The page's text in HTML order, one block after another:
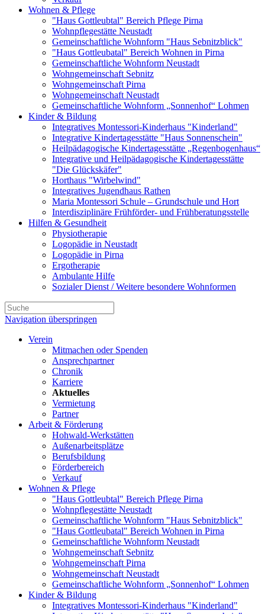
Wohnen & Pflege
"Haus Gottleubtal" Bereich Pflege Pirna
Wohnpflegestätte Neustadt
Gemeinschaftliche Wohnform "Haus Sebnitzblick"
"Haus Gottleubatal" Bereich Wohnen in Pirna
Gemeinschaftliche Wohnform Neustadt
Wohngemeinschaft Sebnitz
Wohngemeinschaft Pirna
Wohngemeinschaft Neustadt
Gemeinschaftliche Wohnform „Sonnenhof“ Lohmen
Kinder & Bildung
Integratives Montessori-Kinderhaus "Kinderland"
Integrative Kindertagesstätte "Haus Sonnenschein"
Heilpädagogische Kindertagesstätte „Regenbogenhaus“
Integrative und Heilpädagogische Kindertagesstätte
"Die Glückskäfer"
Horthaus "Wirbelwind"
Integratives Jugendhaus Rathen
Maria Montessori Schule – Grundschule und Hort
Interdisziplinäre Frühförder- und Frühberatungsstelle
Hilfen & Gesundheit
Physiotherapie
Logopädie in Neustadt
Logopädie in Pirna
Ergotherapie
Ambulante Hilfe
Sozialer Dienst / Weitere besondere Wohnformen
Navigation überspringen
Verein
Mitmachen oder Spenden
Ansprechpartner
Chronik
Karriere
Aktuelles
Vermietung
Partner
Arbeit & Förderung
Hohwald-Werkstätten
Außenarbeitsplätze
Berufsbildung
Förderbereich
Verkauf
Wohnen & Pflege
"Haus Gottleubtal" Bereich Pflege Pirna
Wohnpflegestätte Neustadt
Gemeinschaftliche Wohnform "Haus Sebnitzblick"
"Haus Gottleubatal" Bereich Wohnen in Pirna
Gemeinschaftliche Wohnform Neustadt
Wohngemeinschaft Sebnitz
Wohngemeinschaft Pirna
Wohngemeinschaft Neustadt
Gemeinschaftliche Wohnform „Sonnenhof“ Lohmen
Kinder & Bildung
Integratives Montessori-Kinderhaus "Kinderland"